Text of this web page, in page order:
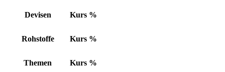
Devisen Kurs %
Rohstoffe Kurs %
Themen Kurs %